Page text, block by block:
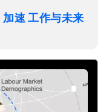
加速 工作与未来